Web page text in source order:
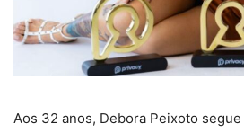
Aos 32 anos, Debora Peixoto segue